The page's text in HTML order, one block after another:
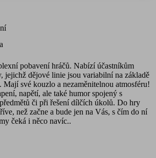
pobavení hráčů. Nabízí účastníkům
jejichž dějové linie jsou variabilní na základě
své kouzlo a nezaměnitelnou atmosféru!
napětí, ale také humor spojený s
či při řešení dílčích úkolů. Do hry
než začne a bude jen na Vás, s čím do ní
čeká i něco navíc..